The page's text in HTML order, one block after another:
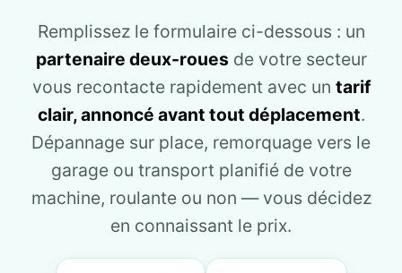
Remplissez le formulaire ci-dessous : un
partenaire deux-rouesde votre secteur
vous recontacte rapidement avec un tarif
clair, annoncé avant tout déplacement.
Dépannage sur place, remorquage vers le
garage ou transport planifié de votre
machine, roulante ou non — vous décidez
en connaissant le prix.